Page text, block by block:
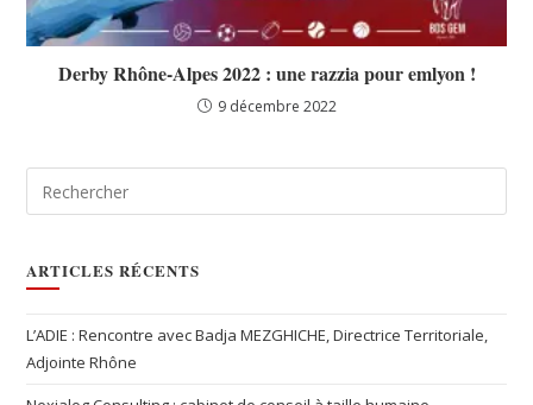
Derby Rhône-Alpes 2022 : une razzia pour emlyon !
9 décembre 2022
ARTICLES RÉCENTS
L’ADIE : Rencontre avec Badja MEZGHICHE, Directrice Territoriale,
Adjointe Rhône